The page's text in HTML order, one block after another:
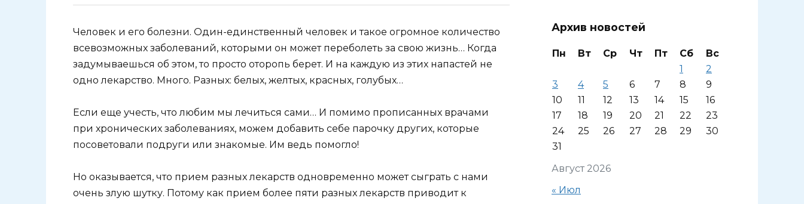
Человек и его болезни. Один-единственный человек и такое огромное количество
всевозможных заболеваний, которыми он может переболеть за свою жизнь… Когда
задумываешься об этом, то просто оторопь берет. И на каждую из этих напастей не
одно лекарство. Много. Разных: белых, желтых, красных, голубых…
Если еще учесть, что любим мы лечиться сами… И помимо прописанных врачами
при хронических заболеваниях, можем добавить себе парочку других, которые
посоветовали подруги или знакомые. Им ведь помогло!
Но оказывается, что прием разных лекарств одновременно может сыграть с нами
очень злую шутку. Потому как прием более пяти разных лекарств приводит к
Архив новостей
Август 2026
Пн Вт Ср Чт Пт Сб
Вс
1
2
3
4 5 6 7 8
9
10
11 12 13 14 15
16
17
18 19 20 21 22
23
24
25 26 27 28 29
30
31
« Июл